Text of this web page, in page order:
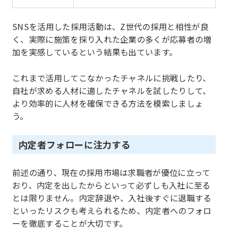
SNSを活用した採用活動は、Z世代の採用と相性が良
く、実際に施策を採り入れた企業の多くが応募者の増
加を実感しているという結果も出ています。
これまで活用してこなかったチャネルに挑戦したり、
自社が求める人材に適したチャネルを試したりして、
より効率的に人材を確保できる方法を模索しましょ
う。
内定者フォローに注力する
前述の通り、現在の採用市場は求職者が優位に立って
おり、内定を出したからといって必ずしも入社に至る
とは限りません。内定辞退や、入社後すぐに退職する
といったリスクも考えられるため、内定者へのフォロ
ーを徹底することが大切です。